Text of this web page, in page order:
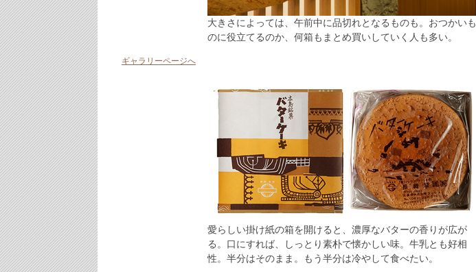
大きさによっては、午前中に品切れとなるものも。おつかいも
のに役立てるのか、何箱もまとめ買いしていく人も多い。
ギャラリーページへ
愛らしい掛け紙の箱を開けると、濃厚なバターの香りが広が
る。口にすれば、しっとり素朴で懐かしい味。牛乳とも好相
性。半分はそのまま。もう半分は冷やして食べたい。